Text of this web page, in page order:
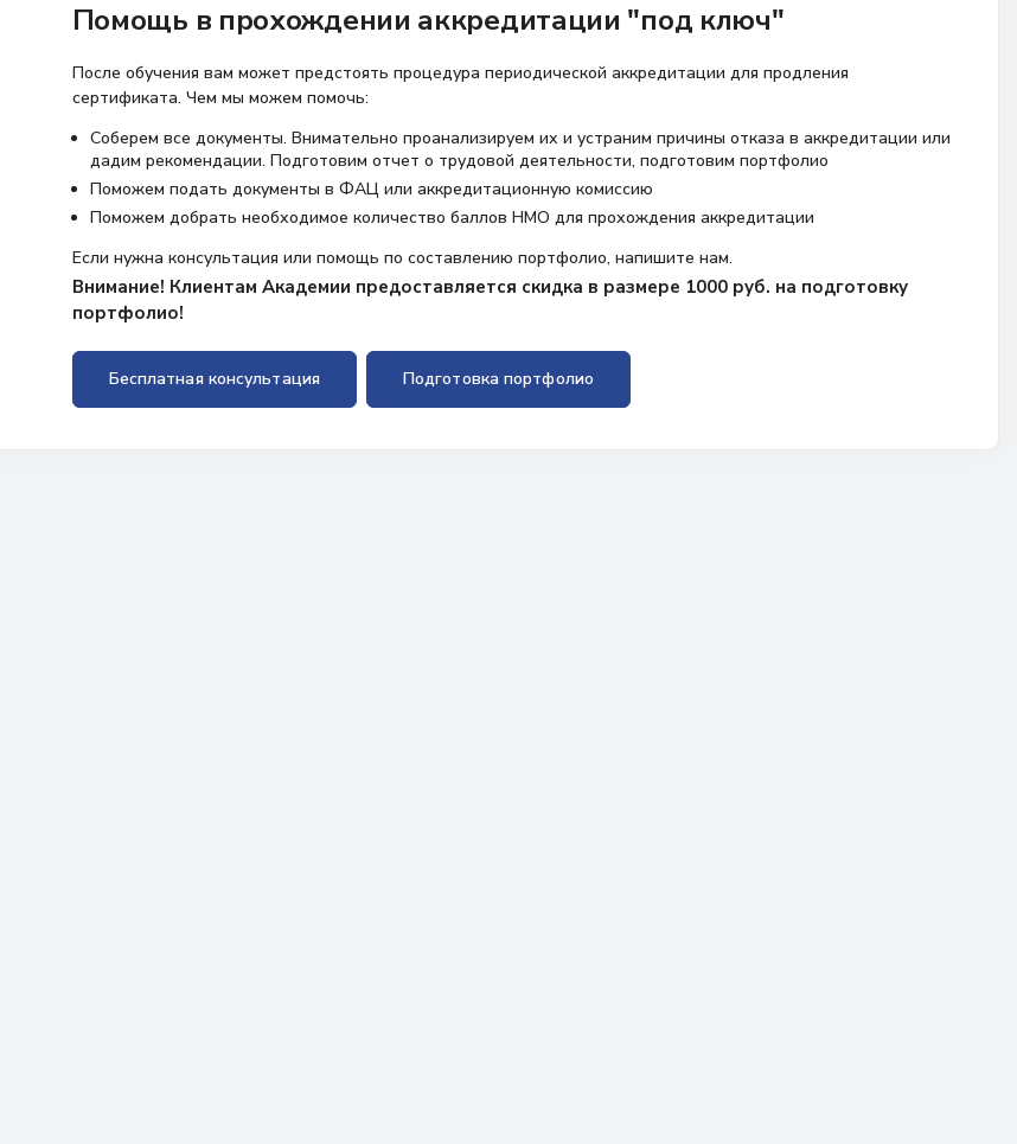
Помощь в прохождении аккредитации "под ключ"
После обучения вам может предстоять процедура периодической аккредитации для продления
сертификата. Чем мы можем помочь:
Соберем все документы. Внимательно проанализируем их и устраним причины отказа в аккредитации или
дадим рекомендации. Подготовим отчет о трудовой деятельности, подготовим портфолио
Поможем подать документы в ФАЦ или аккредитационную комиссию
Поможем добрать необходимое количество баллов НМО для прохождения аккредитации
Если нужна консультация или помощь по составлению портфолио, напишите нам.
Внимание! Клиентам Академии предоставляется скидка в размере 1000 руб. на подготовку
портфолио!
Бесплатная консультация Подготовка портфолио